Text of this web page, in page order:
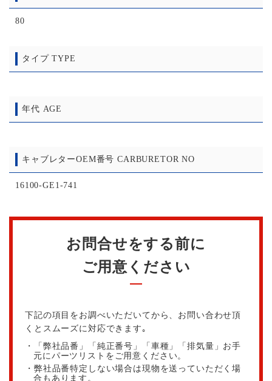
80
タイプ TYPE
年代 AGE
キャブレターOEM番号 CARBURETOR NO
16100-GE1-741
お問合せをする前に
ご用意ください
下記の項目をお調べいただいてから、お問い合わせ頂
くとスムーズに対応できます｡
・「弊社品番」「純正番号」「車種」「排気量」お手
元にパーツリストをご用意ください。
・弊社品番特定しない場合は現物を送っていただく場
合もあります。